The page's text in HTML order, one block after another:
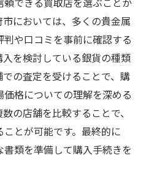
においては、多くの貴金属
や口コミを事前に確認する
を検討している銀貨の種類
の査定を受けることで、購
格についての理解を深める
の店舗を比較することで、
とが可能です。最終的に
類を準備して購入手続きを